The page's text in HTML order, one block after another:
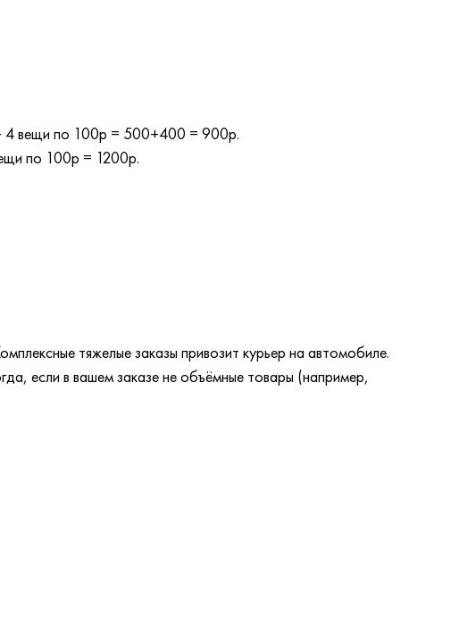
4 вещи по 100р = 500+400 = 900р.
по 100р = 1200р.
тяжелые заказы привозит курьер на автомобиле.
если в вашем заказе не объёмные товары (например,